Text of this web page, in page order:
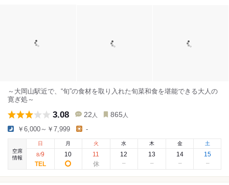
～大岡山駅近で、“旬”の食材を取り入れた旬菜和食を堪能できる大人の
寛ぎ処～
3.08 22 人 865 人
￥6,000～￥7,999 -
空席
情報
日
8/9
月
10
火
11
水
12
木
13
金
14
土
15